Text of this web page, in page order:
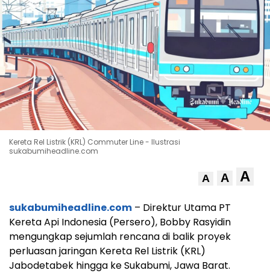
Kereta Rel Listrik (KRL) Commuter Line - Ilustrasi
sukabumiheadline.com
A A A
sukabumiheadline.com – Direktur Utama PT
Kereta Api Indonesia (Persero), Bobby Rasyidin
mengungkap sejumlah rencana di balik proyek
perluasan jaringan Kereta Rel Listrik (KRL)
Jabodetabek hingga ke Sukabumi, Jawa Barat.